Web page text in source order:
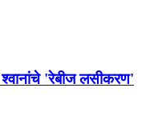
'रेबीज लसीकरण'